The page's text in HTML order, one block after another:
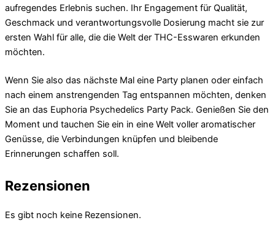
aufregendes Erlebnis suchen. Ihr Engagement für Qualität,
Geschmack und verantwortungsvolle Dosierung macht sie zur
ersten Wahl für alle, die die Welt der THC-Esswaren erkunden
möchten.
Wenn Sie also das nächste Mal eine Party planen oder einfach
nach einem anstrengenden Tag entspannen möchten, denken
Sie an das Euphoria Psychedelics Party Pack. Genießen Sie den
Moment und tauchen Sie ein in eine Welt voller aromatischer
Genüsse, die Verbindungen knüpfen und bleibende
Erinnerungen schaffen soll.
Rezensionen
Es gibt noch keine Rezensionen.